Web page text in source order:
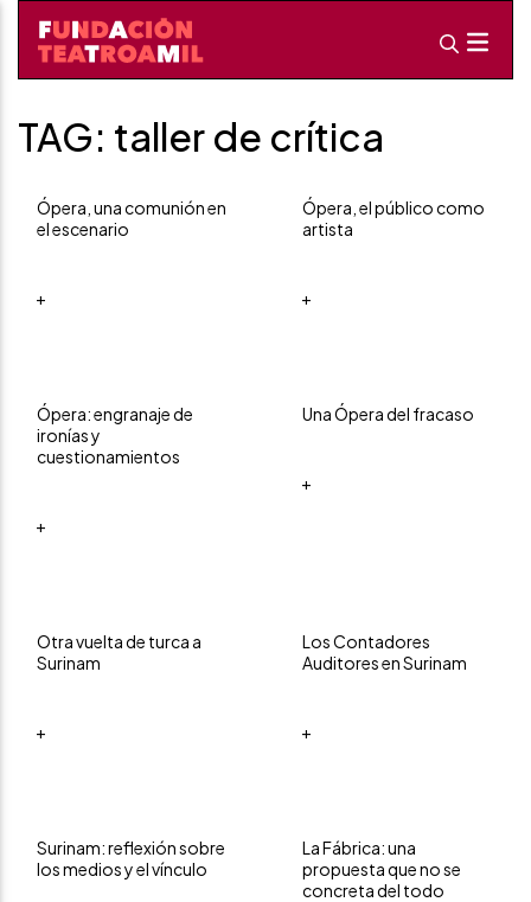
TAG: taller de crítica
Ópera, una comunión en
el escenario
+
Ópera, el público como
artista
+
Ópera: engranaje de
ironías y
cuestionamientos
+
Una Ópera del fracaso
+
Otra vuelta de turca a
Surinam
+
Los Contadores
Auditores en Surinam
+
Surinam: reflexión sobre
los medios y el vínculo
La Fábrica: una
propuesta que no se
concreta del todo